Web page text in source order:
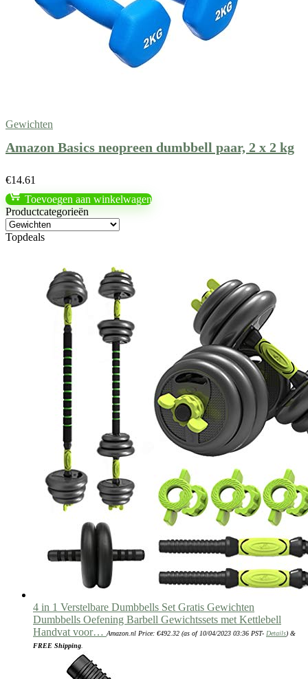
Gewichten
Amazon Basics neopreen dumbbell paar, 2 x 2 kg
€14.61
Toevoegen aan winkelwagen
Productcategorieën
Topdeals
4 in 1 Verstelbare Dumbbells Set Gratis Gewichten
Dumbbells Oefening Barbell Gewichtssets met Kettlebell
Handvat voor… Amazon.nl Price: €492.32 (as of 10/04/2023 03:36 PST- Details) &
FREE Shipping